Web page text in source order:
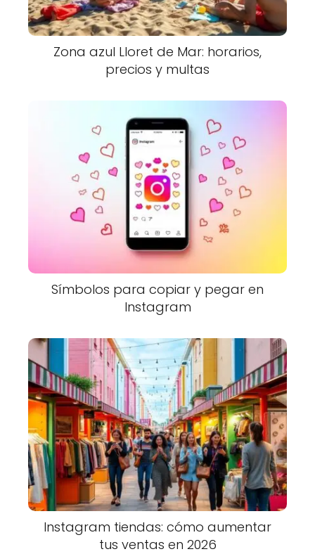
Zona azul Lloret de Mar: horarios,
precios y multas
Símbolos para copiar y pegar en
Instagram
Instagram tiendas: cómo aumentar
tus ventas en 2026